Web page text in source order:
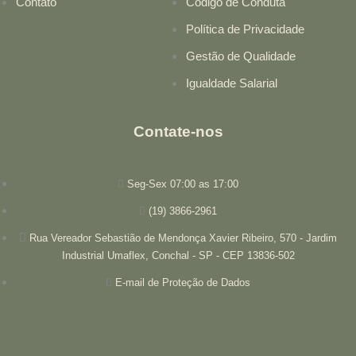
ACABADOS AUTOMOTRICES MATRIX S.A.
125 Metros Norte De La Chispa,S/N - Pozos De Santa Ana
R Teodoro Sampaio,1.543 - Pinheiros
Avenida Américo Belay,752 - Jardim Imperial
Política de Privacidade
Gestão de Qualidade
Igualdade Salarial
Contate-nos
Seg-Sex 07:00 as 17:00
(19) 3866-2961
Rua Vereador Sebastião de Mendonça Xavier Ribeiro, 570 - Jardim
Industrial Umaflex, Conchal - SP - CEP 13836-502
E-mail de Proteção de Dados